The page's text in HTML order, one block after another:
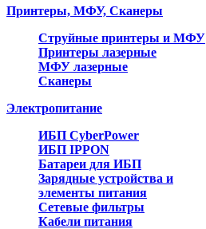
Принтеры, МФУ, Сканеры
Струйные принтеры и МФУ
Принтеры лазерные
МФУ лазерные
Сканеры
Электропитание
ИБП CyberPower
ИБП IPPON
Батареи для ИБП
Зарядные устройства и
элементы питания
Сетевые фильтры
Кабели питания